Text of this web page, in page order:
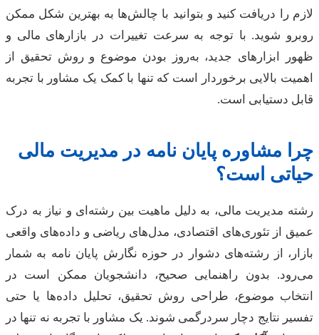
را دریافت کنید و بتوانید با چالش‌ها به بهترین شکل ممکن
شوید. با توجه به سرعت تغییرات در بازارهای مالی و
ابزارهای جدید، به‌روز بودن موضوع و روش تحقیق از
بالایی برخوردار است که تنها با کمک یک مشاور با تجربه
دستیابی است.
مشاوره پایان نامه در مدیریت مالی
است؟
مدیریت مالی، به دلیل ماهیت بین رشته‌ای و نیاز به درک
از تئوری‌های اقتصادی، مدل‌های ریاضی و داده‌های واقعی
از رشته‌های دشوار در حوزه نگارش پایان نامه به شمار
بدون راهنمایی صحیح، دانشجویان ممکن است در
موضوع، طراحی روش تحقیق، تحلیل داده‌ها یا حتی
نتایج دچار سردرگمی شوند. یک مشاور با تجربه نه تنها در